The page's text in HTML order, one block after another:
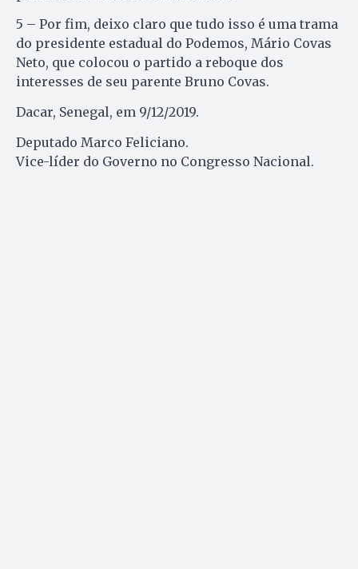
5 – Por fim, deixo claro que tudo isso é uma trama
do presidente estadual do Podemos, Mário Covas
Neto, que colocou o partido a reboque dos
interesses de seu parente Bruno Covas.
Dacar, Senegal, em 9/12/2019.
Deputado Marco Feliciano.
Vice-líder do Governo no Congresso Nacional.